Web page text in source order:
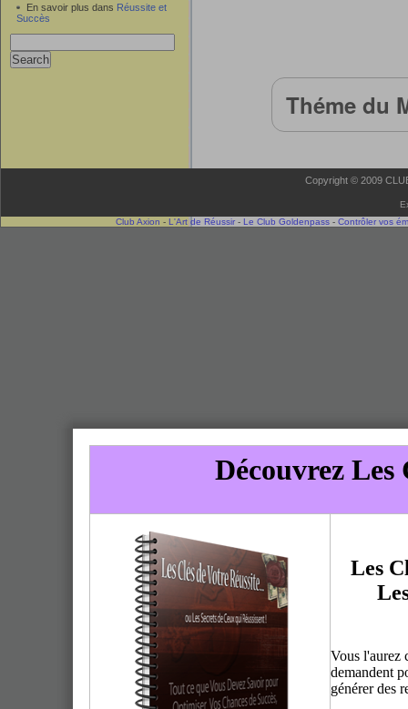
En savoir plus dans Réussite et
Succès
Théme du
Copyright © 2009
Club Axion - L'Art de Réussir - Le Club Goldenpass - Contrôler vos